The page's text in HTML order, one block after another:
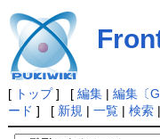
[ トップ] [ 編集| 編集〔
ード ] [ 新規 | 一覧| 検索|